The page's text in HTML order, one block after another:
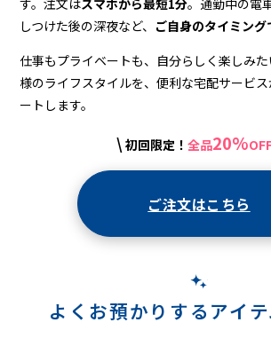
す。注文はスマホから最短1分。通勤中の電
しつけた後の深夜など、 ご自身のタイミング
仕事もプライベートも、自分らしく楽しみ
様のライフスタイルを、便利な宅配サービ
ートします。
\ 初回限定！ 全品20%
ご注文はこちら
よくお預かりするアイ